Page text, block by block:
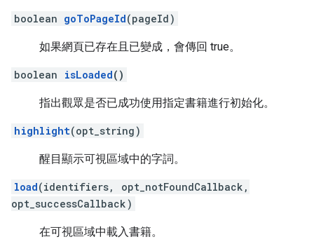
boolean goToPageId(pageId)
如果網頁已存在且已變成，會傳回 true。
boolean isLoaded()
指出觀眾是否已成功使用指定書籍進行初始化。
highlight(opt_string)
醒目顯示可視區域中的字詞。
load(identifiers, opt_notFoundCallback,
opt_successCallback)
在可視區域中載入書籍。